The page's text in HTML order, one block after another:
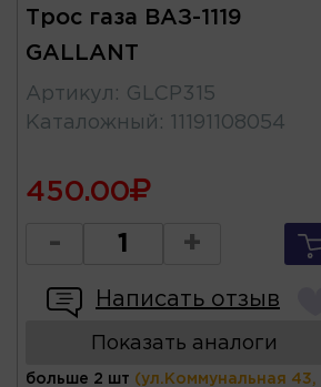
Трос газа ВАЗ-1119
GALLANT
Артикул : GLCP315
Каталожный : 11191108054
450.00
- +
Написать отзыв
Показать аналоги
больше 2 шт (ул.Коммунальная 43,